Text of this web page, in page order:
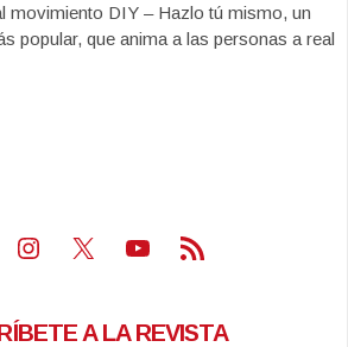
movimiento DIY – Hazlo tú mismo, un
popular, que anima a las personas a real
Instagram
X Youtube
Feed RSS
A LA REVISTA